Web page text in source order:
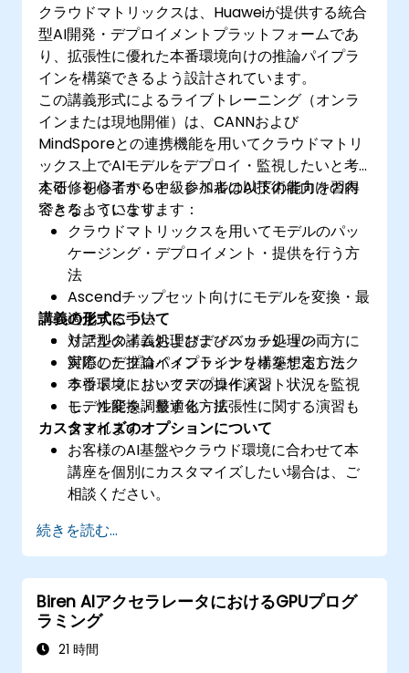
クラウドマトリックスは、Huaweiが提供する統合
型AI開発・デプロイメントプラットフォームであ
り、拡張性に優れた本番環境向けの推論パイプラ
インを構築できるよう設計されています。
この講義形式によるライブトレーニング（オンラ
インまたは現地開催）は、CANNおよび
MindSporeとの連携機能を用いてクラウドマトリ
ックス上でAIモデルをデプロイ・監視したいと考
える、初心者から中級レベルのAI技術者向けの内
容となっています。
本研修を修了すると、参加者は以下の能力を習得
できるようになります：
クラウドマトリックスを用いてモデルのパッ
ケージング・デプロイメント・提供を行う方
法
Ascendチップセット向けにモデルを変換・最
適化する手法
リアルタイム処理およびバッチ処理の両方に
対応した推論パイプラインを構築する方法
本番環境においてデプロイメント状況を監視
し、性能を調整する方法
講義の形式について
対話型の講義およびディスカッション
実際のデプロイメントシナリオを想定したク
ラウドマトリックスの操作演習
モデル変換・最適化・拡張性に関する演習も
含まれます
カスタマイズのオプションについて
お客様のAI基盤やクラウド環境に合わせて本
講座を個別にカスタマイズしたい場合は、ご
相談ください。
続きを読む...
Biren AIアクセラレータにおけるGPUプログ
ラミング
21 時間